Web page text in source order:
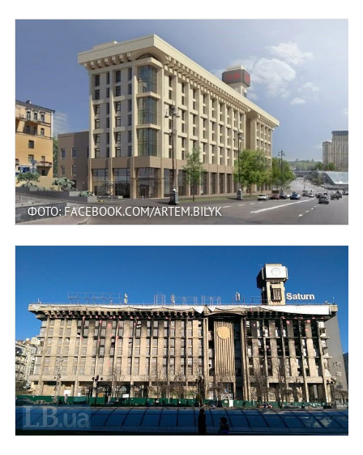
ФОТО: FACEBOOK.COM/ARTEM.BILYK